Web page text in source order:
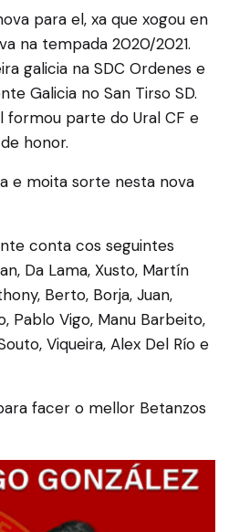
para el, xa que xogou en
na tempada 2020/2021.
galicia na SDC Ordenes e
Galicia no San Tirso SD.
formou parte do Ural CF e
honor.
e moita sorte nesta nova
conta cos seguintes
Da Lama, Xusto, Martín
Berto, Borja, Juan,
Pablo Vigo, Manu Barbeito,
Viqueira, Alex Del Río e
facer o mellor Betanzos